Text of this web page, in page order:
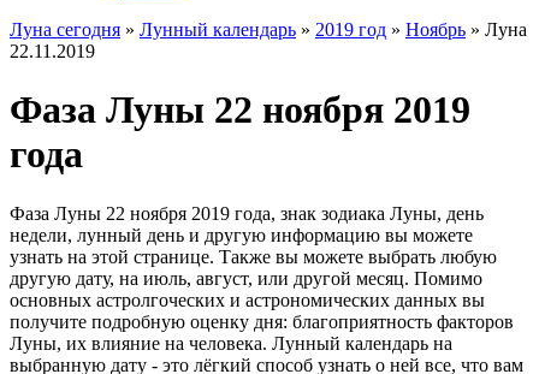
Луна сегодня » Лунный календарь » 2019 год » Ноябрь » Луна
22.11.2019
Фаза Луны 22 ноября 2019
года
Фаза Луны 22 ноября 2019 года, знак зодиака Луны, день
недели, лунный день и другую информацию вы можете
узнать на этой странице. Также вы можете выбрать любую
другую дату, на июль, август, или другой месяц. Помимо
основных астролгоческих и астрономических данных вы
получите подробную оценку дня: благоприятность факторов
Луны, их влияние на человека. Лунный календарь на
выбранную дату - это лёгкий способ узнать о ней все, что вам